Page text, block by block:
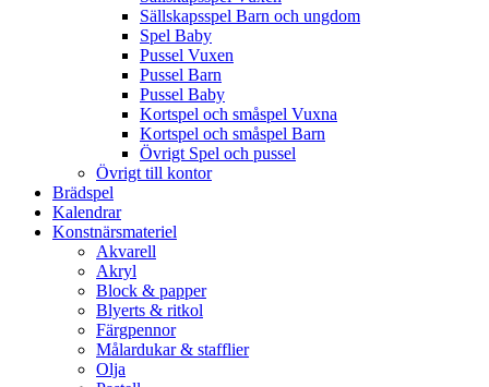
Sällskapsspel Barn och ungdom
Spel Baby
Pussel Vuxen
Pussel Barn
Pussel Baby
Kortspel och småspel Vuxna
Kortspel och småspel Barn
Övrigt Spel och pussel
Övrigt till kontor
Brädspel
Kalendrar
Konstnärsmateriel
Akvarell
Akryl
Block & papper
Blyerts & ritkol
Färgpennor
Målardukar & stafflier
Olja